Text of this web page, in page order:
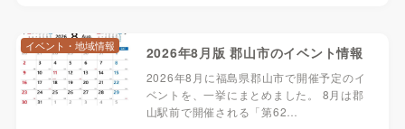
2026年8月版 郡山市のイベント情報
2026年8月に福島県郡山市で開催予定のイ
ベントを、一挙にまとめました。 8月は郡
山駅前で開催される「第62…
イベント・地域情報